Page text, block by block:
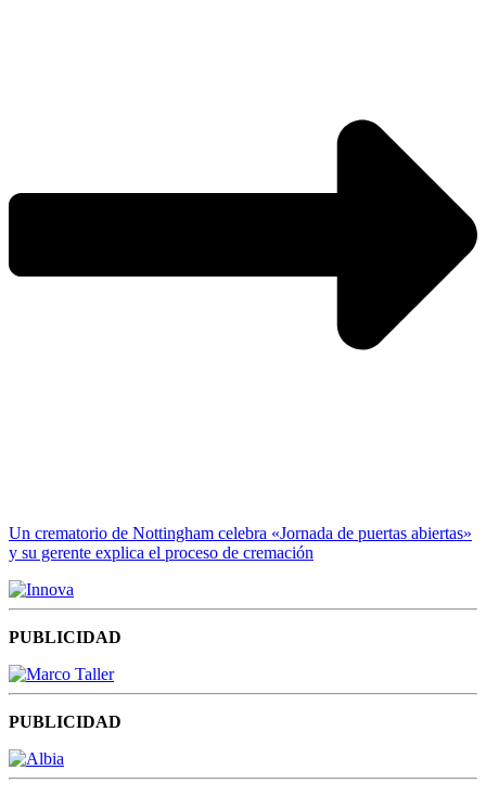
Un crematorio de Nottingham celebra «Jornada de puertas abiertas»
y su gerente explica el proceso de cremación
PUBLICIDAD
PUBLICIDAD